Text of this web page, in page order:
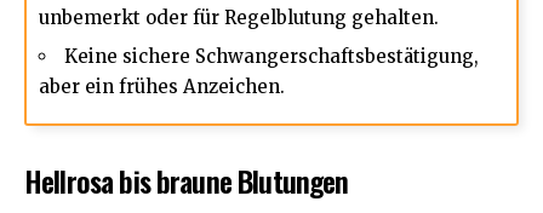
unbemerkt oder für Regelblutung gehalten.
Keine sichere Schwangerschaftsbestätigung,
aber ein frühes Anzeichen.
Hellrosa bis braune Blutungen